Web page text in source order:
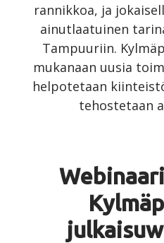
rannikkoa, ja
ainutlaatuinen
Tampuuriin.
mukanaan uusia
helpotetaan
tehostetaan